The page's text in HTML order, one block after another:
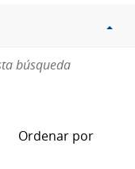
búsqueda
Ordenar por